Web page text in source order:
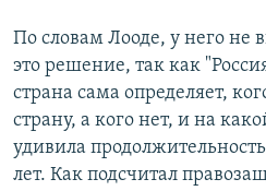
По словам Лооде, у него не
это решение, так как
страна сама определяет,
страну, а кого нет, и на
удивила
лет. Как подсчитал